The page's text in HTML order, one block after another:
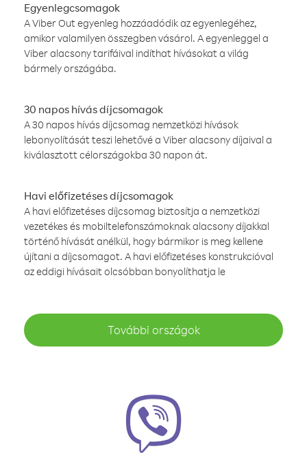
Egyenlegcsomagok
A Viber Out egyenleg hozzáadódik az egyenlegéhez,
amikor valamilyen összegben vásárol. A egyenleggel a
Viber alacsony tarifáival indíthat hívásokat a világ
bármely országába.
30 napos hívás díjcsomagok
A 30 napos hívás díjcsomag nemzetközi hívások
lebonyolítását teszi lehetővé a Viber alacsony díjaival a
kiválasztott célországokba 30 napon át.
Havi előfizetéses díjcsomagok
A havi előfizetéses díjcsomag biztosítja a nemzetközi
vezetékes és mobiltelefonszámoknak alacsony díjakkal
történő hívását anélkül, hogy bármikor is meg kellene
újítani a díjcsomagot. A havi előfizetéses konstrukcióval
az eddigi hívásait olcsóbban bonyolíthatja le
További országok